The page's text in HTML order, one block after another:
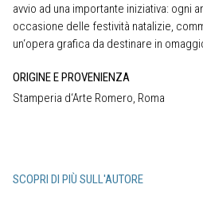
avvio ad una importante iniziativa: ogni
occasione delle festività natalizie,
un‘opera grafica da destinare in
ORIGINE E PROVENIENZA
Stamperia d‘Arte Romero, Roma
SCOPRI DI PIÙ SULL'AUTORE